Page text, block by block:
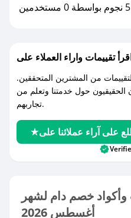
من المشترين المتحققين.
حول خدمتنا وتعلم من
تجاربهم.
خصم دام لشهر
أغسطس 2026